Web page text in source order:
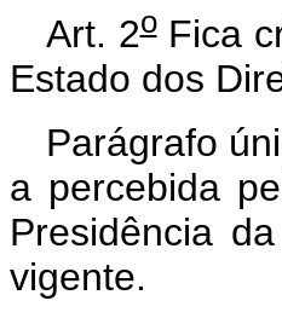
Art. 2oFica
Estado dos
Parágrafo
a percebida
Presidência
vigente.